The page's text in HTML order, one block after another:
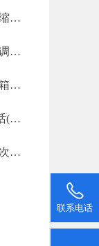
机
压
漏
(小
多
联系电话